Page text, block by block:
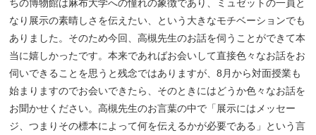
ちの博物館は麻布大学への憧れの象徴であり、ミュゼットの一員と
なり展示の素晴しさを伝えたい、という大きなモチベーションでも
ありました。そのため今回、高槻先生のお話を伺うことができて本
当に嬉しかったです。本来であればお会いして直接色々なお話をお
伺いできることを思うと残念ではありますが、8月から対面授業も
始まりますのでお会いできたら、そのときにはどうか色々なお話を
お聞かせください。高槻先生のお言葉の中で「展示にはメッセー
ジ、つまりその標本によって何を伝えるかが必要である」という言